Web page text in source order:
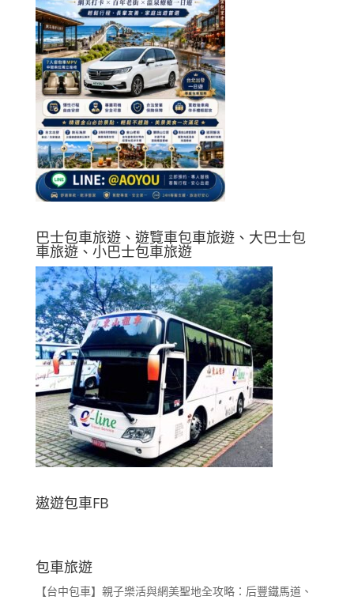
巴士包車旅遊、遊覽車包車旅遊、大巴士包
車旅遊、小巴士包車旅遊
遨遊包車FB
包車旅遊
【台中包車】親子樂活與網美聖地全攻略：后豐鐵馬道、